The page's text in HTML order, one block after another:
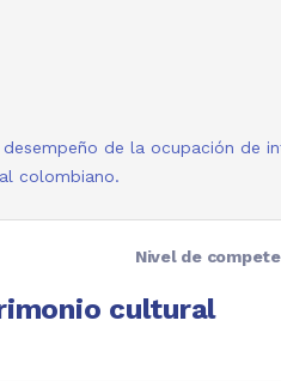
de la ocupación de
colombiano.
cultural
Nivel de